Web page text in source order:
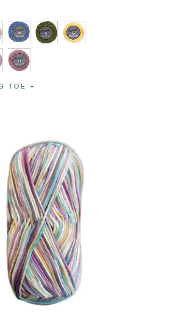
TOE